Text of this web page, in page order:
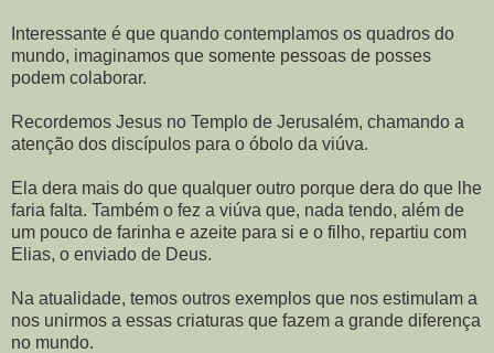
Interessante é que quando contemplamos os quadros do
mundo, imaginamos que somente pessoas de posses
podem colaborar.
Recordemos Jesus no Templo de Jerusalém, chamando a
atenção dos discípulos para o óbolo da viúva.
Ela dera mais do que qualquer outro porque dera do que lhe
faria falta. Também o fez a viúva que, nada tendo, além de
um pouco de farinha e azeite para si e o filho, repartiu com
Elias, o enviado de Deus.
Na atualidade, temos outros exemplos que nos estimulam a
nos unirmos a essas criaturas que fazem a grande diferença
no mundo.